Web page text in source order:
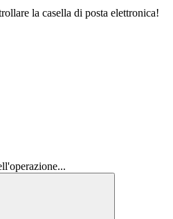
la casella di posta elettronica!